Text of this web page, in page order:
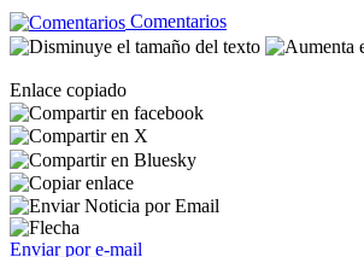
Comentarios
Enlace copiado
Enviar por e-mail